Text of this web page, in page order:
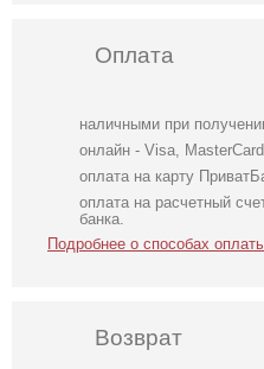
Оплата
наличными при
онлайн - Visa,
оплата на карту
оплата на расчетный
банка.
Подробнее о способах
Возврат